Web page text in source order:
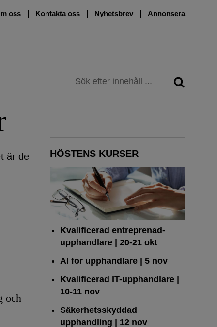
oss Kontakta oss Nyhetsbrev Annonsera
Sök
är de
och
HÖSTENS KURSER
Kvalificerad entreprenad­
upphandlare
| 20-21 okt
AI för upphandlare | 5 nov
Kvalificerad IT-upphandlare |
10-11 nov
Säkerhetsskyddad
upphandling | 12 nov